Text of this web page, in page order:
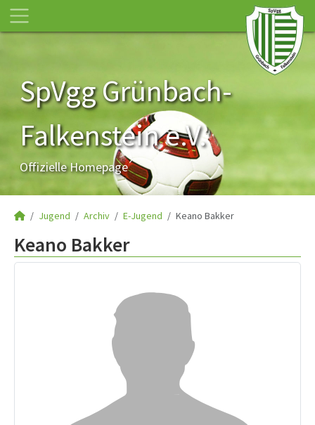
SpVgg Grünbach-
Falkenstein e.V.
Offizielle Homepage
Jugend Archiv E-Jugend Keano Bakker
Keano Bakker